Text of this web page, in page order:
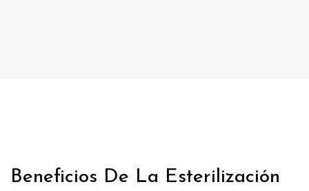
Beneficios De La Esterilización